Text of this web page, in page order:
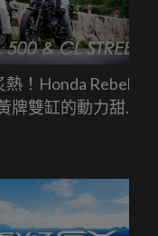
！Honda Rebel
牌雙缸的動力甜蜜